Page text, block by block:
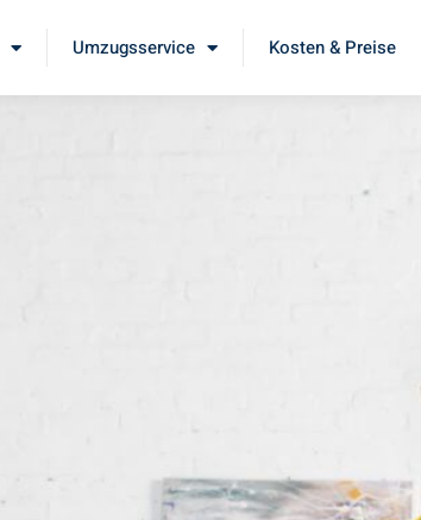
Umzugsservice Kosten & Preise